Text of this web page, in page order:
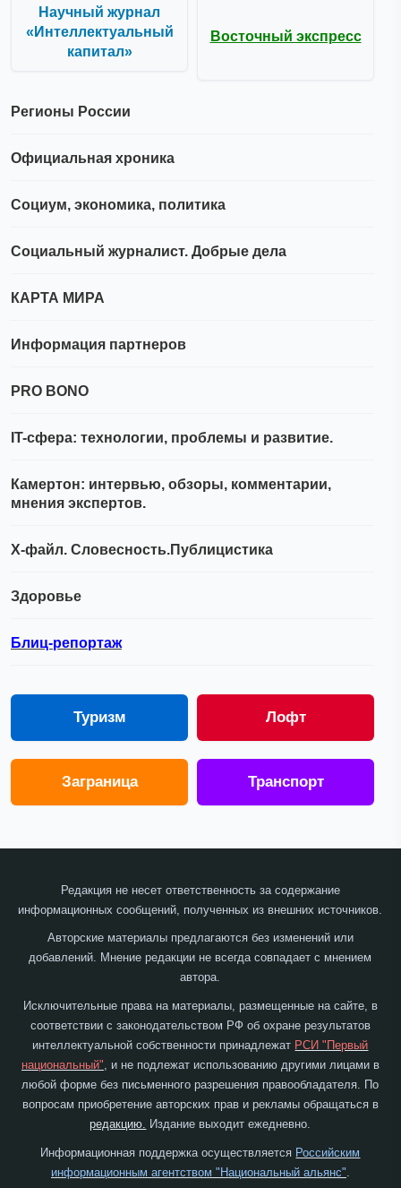
Научный журнал
«Интеллектуальный
капитал»
Восточный экспресс
Регионы России
Официальная хроника
Социум, экономика, политика
Социальный журналист. Добрые дела
КАРТА МИРА
Информация партнеров
PRO BONO
IT-сфера: технологии, проблемы и развитие.
Камертон: интервью, обзоры, комментарии,
мнения экспертов.
Х-файл. Словесность.Публицистика
Здоровье
Блиц-репортаж
Туризм Лофт
Заграница Транспорт
Редакция не несет ответственность за содержание
информационных сообщений, полученных из внешних источников.
Авторские материалы предлагаются без изменений или
добавлений. Мнение редакции не всегда совпадает с мнением
автора.
Исключительные права на материалы, размещенные на сайте, в
соответствии с законодательством РФ об охране результатов
интеллектуальной собственности принадлежат РСИ "Первый
национальный", и не подлежат использованию другими лицами в
любой форме без письменного разрешения правообладателя. По
вопросам приобретение авторских прав и рекламы обращаться в
редакцию. Издание выходит ежедневно.
Информационная поддержка осуществляется Российским
информационным агентством "Национальный альянс"